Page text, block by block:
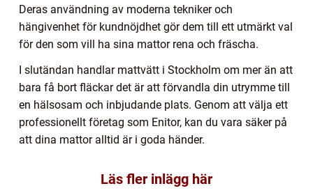
Deras användning av moderna tekniker och
hängivenhet för kundnöjdhet gör dem till ett utmärkt val
för den som vill ha sina mattor rena och fräscha.
I slutändan handlar mattvätt i Stockholm om mer än att
bara få bort fläckar det är att förvandla din utrymme till
en hälsosam och inbjudande plats. Genom att välja ett
professionellt företag som Enitor, kan du vara säker på
att dina mattor alltid är i goda händer.
Läs fler inlägg här